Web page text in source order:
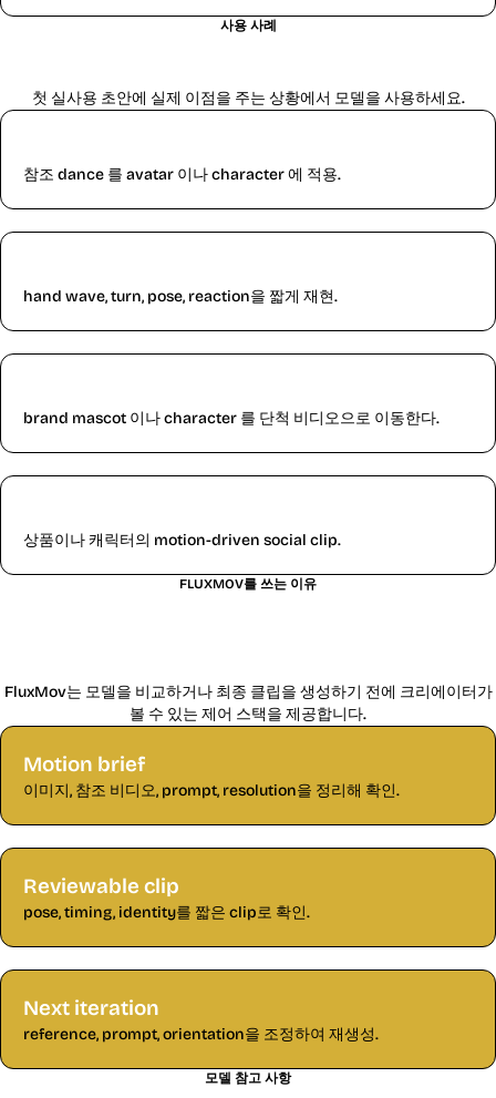
사용 사례
첫 실사용 초안에 실제 이점을 주는 상황에서 모델을 사용하세요.
참조 dance 를 avatar 이나 character 에 적용.
hand wave, turn, pose, reaction을 짧게 재현.
brand mascot 이나 character 를 단척 비디오으로 이동한다.
상품이나 캐릭터의 motion-driven social clip.
FLUXMOV를 쓰는 이유
FluxMov는 모델을 비교하거나 최종 클립을 생성하기 전에 크리에이터가
볼 수 있는 제어 스택을 제공합니다.
Motion brief
이미지, 참조 비디오, prompt, resolution을 정리해 확인.
Reviewable clip
pose, timing, identity를 짧은 clip로 확인.
Next iteration
reference, prompt, orientation을 조정하여 재생성.
모델 참고 사항